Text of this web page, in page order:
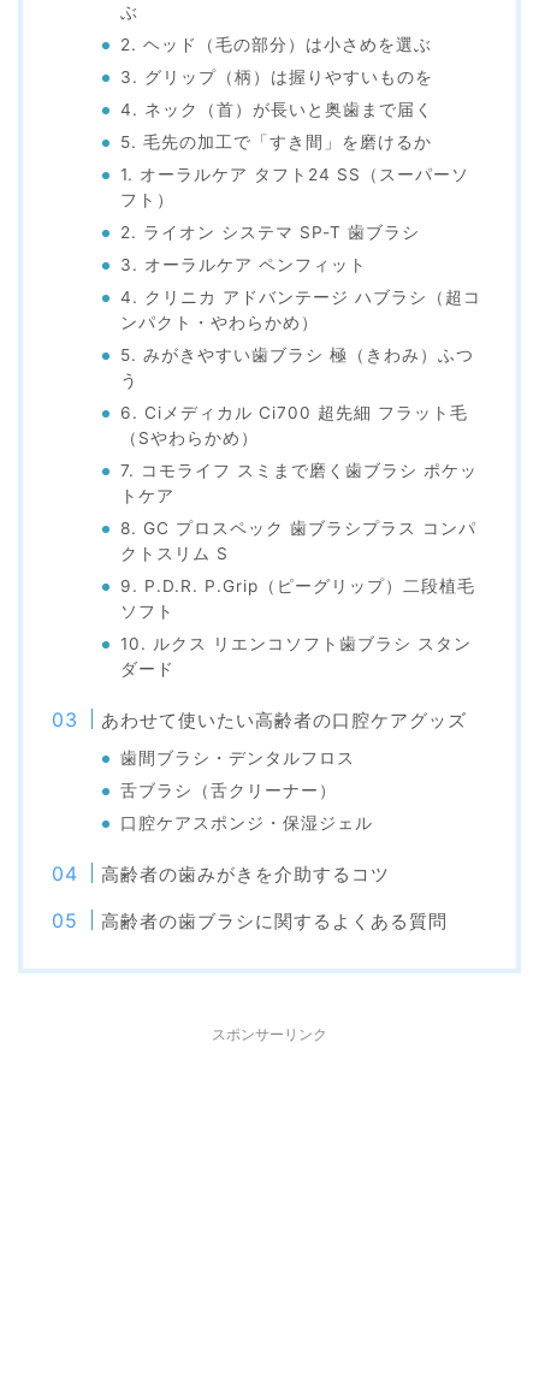
ぶ
2. ヘッド（毛の部分）は小さめを選ぶ
3. グリップ（柄）は握りやすいものを
4. ネック（首）が長いと奥歯まで届く
5. 毛先の加工で「すき間」を磨けるか
1. オーラルケア タフト24 SS（スーパーソ
フト）
2. ライオン システマ SP-T 歯ブラシ
3. オーラルケア ペンフィット
4. クリニカ アドバンテージ ハブラシ（超コ
ンパクト・やわらかめ）
5. みがきやすい歯ブラシ 極（きわみ）ふつ
う
6. Ciメディカル Ci700 超先細 フラット毛
（Sやわらかめ）
7. コモライフ スミまで磨く歯ブラシ ポケッ
トケア
8. GC プロスペック 歯ブラシプラス コンパ
クトスリム S
9. P.D.R. P.Grip（ピーグリップ）二段植毛
ソフト
10. ルクス リエンコソフト歯ブラシ スタン
ダード
あわせて使いたい高齢者の口腔ケアグッズ
歯間ブラシ・デンタルフロス
舌ブラシ（舌クリーナー）
口腔ケアスポンジ・保湿ジェル
高齢者の歯みがきを介助するコツ
高齢者の歯ブラシに関するよくある質問
スポンサーリンク